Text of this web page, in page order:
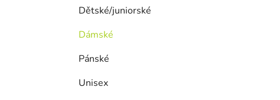
Dětské/juniorské
Dámské
Pánské
Unisex